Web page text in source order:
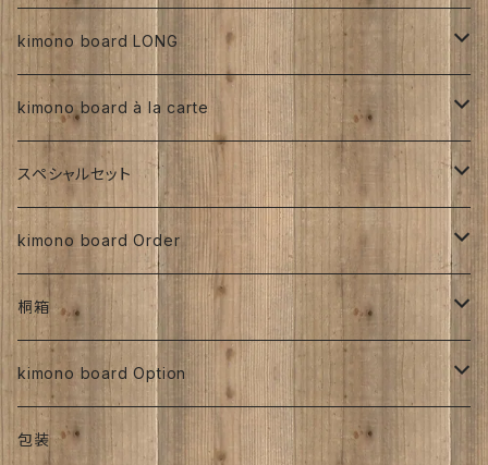
型染め
その他、紅型、ろうけつ等
大正着物 ビンテージ品
京都三年坂
ち江すさん
京友禅
銘仙
手書き
型染め
その他、紅型、ろうけつ
その他
銘仙
手書き
型染め
その他、紅型、ろうけつ等
人絹
手書き
型染め
その他、紅型、ろうけつ等
その他
交織
大正浪漫
ビンテージ古布
正絹
ろうけつ染め
ち江すさん
工房チリントゥさん
紅型染め
京友禅
金彩加工
人絹
その他
交織
大正浪漫
ビンテージ古布
kimono board LONG
正絹
書入り
伊藤瑞賢氏
ろうけつ染め
人絹
その他
ち江すさん
kimono board à la carte
正絹
明治着物
大正着物
昭和初期着物
昭和中期着物
人絹
金彩加工
その他
ち江すさん
銘仙
スペシャルセット
太山寺SET ／ 珈琲と焼き菓子セット
お茶と和菓子セット
太山寺SELECT ／ 珈琲＆amp;焼き菓子セット
kimono board Order
正絹
大正着物
人絹
その他
桐箱
270角
オーダーサイズ
kimono board Option
正絹
包装